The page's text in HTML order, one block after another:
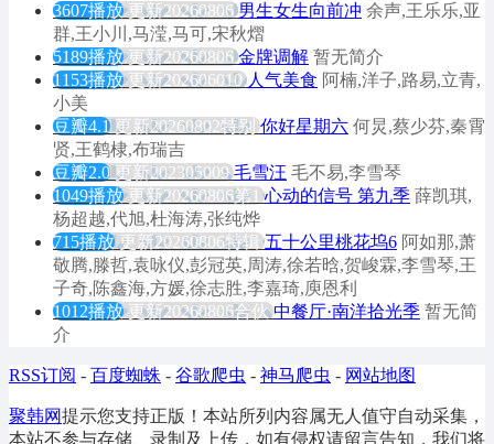
3607播放 更新20260806 男生女生向前冲 余声,王乐乐,亚
群,王小川,马滢,马可,宋秋熠
5189播放 更新20260806 金牌调解 暂无简介
1153播放 更新202606010 人气美食 阿楠,洋子,路易,立青,
小美
豆瓣4.1 更新20260802特别 你好星期六 何炅,蔡少芬,秦霄
贤,王鹤棣,布瑞吉
豆瓣2.0 更新202305009 毛雪汪 毛不易,李雪琴
1049播放 更新20260806第1 心动的信号 第九季 薛凯琪,
杨超越,代旭,杜海涛,张纯烨
715播放 更新20260806特辑 五十公里桃花坞6 阿如那,萧
敬腾,滕哲,袁咏仪,彭冠英,周涛,徐若晗,贺峻霖,李雪琴,王
子奇,陈鑫海,方媛,徐志胜,李嘉琦,庾恩利
1012播放 更新20260806合伙 中餐厅·南洋拾光季 暂无简
介
RSS订阅 - 百度蜘蛛 - 谷歌爬虫 - 神马爬虫 - 网站地图
聚韩网提示您支持正版！本站所列内容属无人值守自动采集，
本站不参与存储、录制及上传，如有侵权请留言告知，我们将